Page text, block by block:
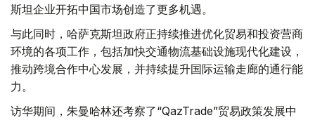
斯坦企业开拓中国市场创造了更多机遇。
与此同时，哈萨克斯坦政府正持续推进优化贸易和投资营商
环境的各项工作，包括加快交通物流基础设施现代化建设，
推动跨境合作中心发展，并持续提升国际运输走廊的通行能
力。
访华期间，朱曼哈林还考察了“QazTrade”贸易政策发展中